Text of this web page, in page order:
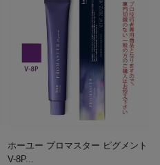
ホーユー プロマスター ピグメント
V-8P...